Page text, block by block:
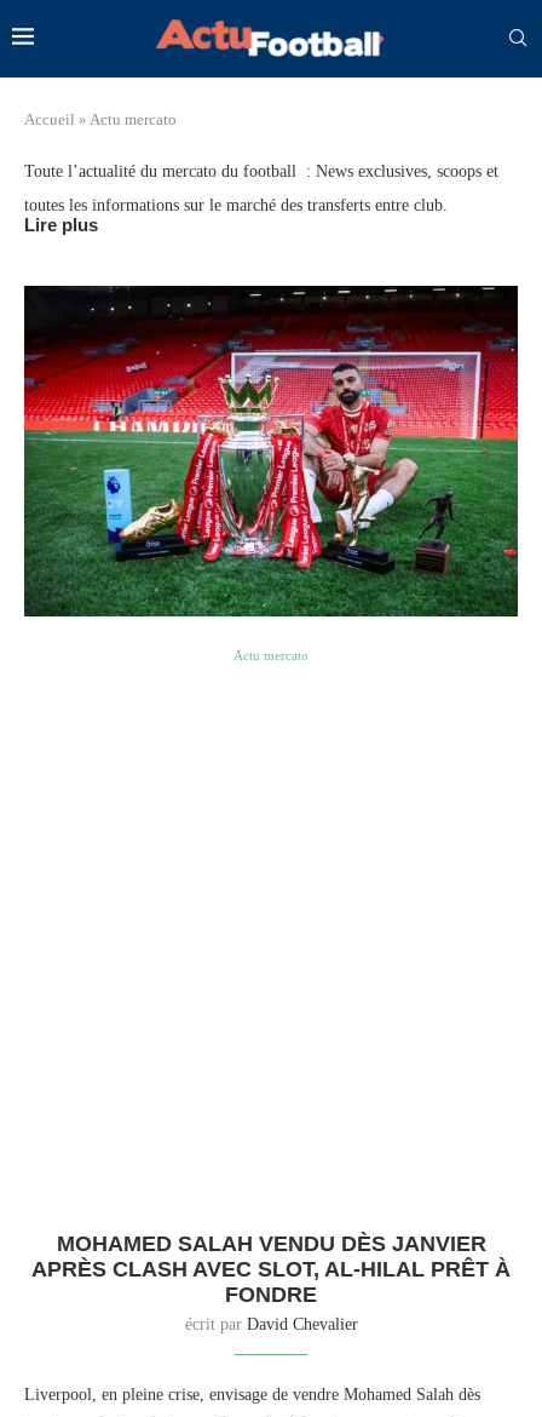
Accueil » Actu mercato
Toute l’actualité du mercato du football : News exclusives, scoops et
toutes les informations sur le marché des transferts entre club.
Lire plus
Actu mercato
MOHAMED SALAH VENDU DÈS JANVIER
APRÈS CLASH AVEC SLOT, AL-HILAL PRÊT À
FONDRE
écrit par David Chevalier
Liverpool, en pleine crise, envisage de vendre Mohamed Salah dès